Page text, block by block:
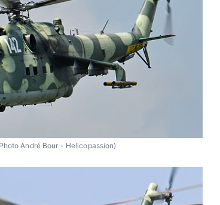
André Bour - Helicopassion)